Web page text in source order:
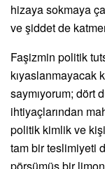
hizaya sokmaya
ve şiddet de
Faşizmin politik
kıyaslanmayacak
saymıyorum; dört
ihtiyaçlarından
politik kimlik ve
tam bir teslimiyeti
pörsümüş bir